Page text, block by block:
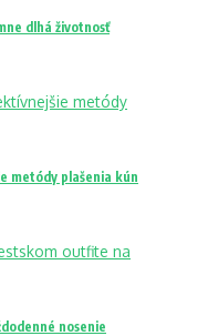
dlhá životnosť
metódy plašenia kún
nosenie